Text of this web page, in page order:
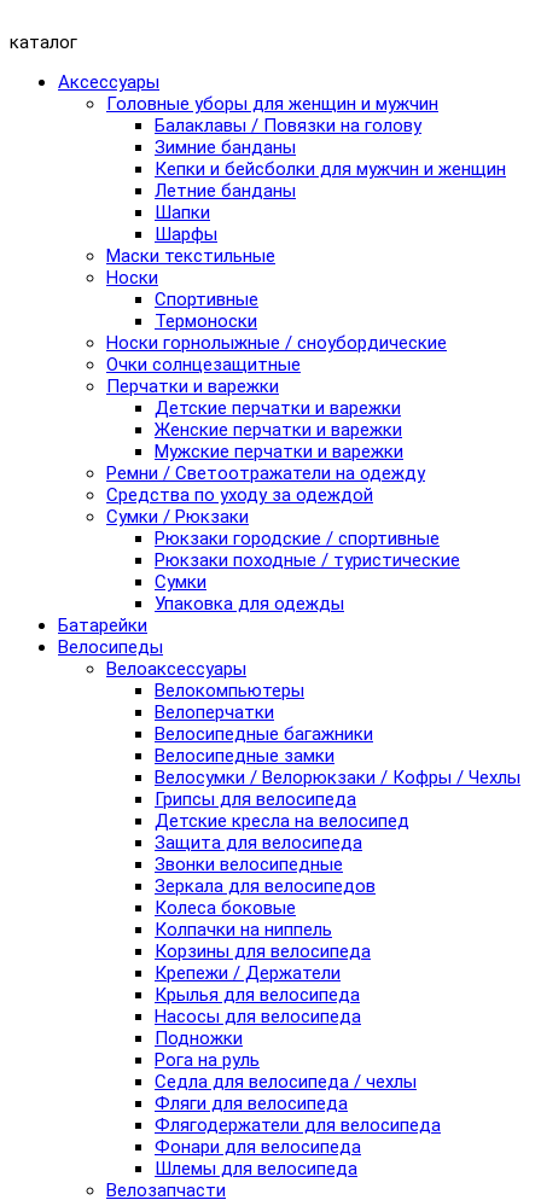
каталог
Аксессуары
Головные уборы для женщин и мужчин
Балаклавы / Повязки на голову
Зимние банданы
Кепки и бейсболки для мужчин и женщин
Летние банданы
Шапки
Шарфы
Маски текстильные
Носки
Спортивные
Термоноски
Носки горнолыжные / сноубордические
Очки солнцезащитные
Перчатки и варежки
Детские перчатки и варежки
Женские перчатки и варежки
Мужские перчатки и варежки
Ремни / Светоотражатели на одежду
Средства по уходу за одеждой
Сумки / Рюкзаки
Рюкзаки городские / спортивные
Рюкзаки походные / туристические
Сумки
Упаковка для одежды
Батарейки
Велосипеды
Велоаксессуары
Велокомпьютеры
Велоперчатки
Велосипедные багажники
Велосипедные замки
Велосумки / Велорюкзаки / Кофры / Чехлы
Грипсы для велосипеда
Детские кресла на велосипед
Защита для велосипеда
Звонки велосипедные
Зеркала для велосипедов
Колеса боковые
Колпачки на ниппель
Корзины для велосипеда
Крепежи / Держатели
Крылья для велосипеда
Насосы для велосипеда
Подножки
Рога на руль
Седла для велосипеда / чехлы
Фляги для велосипеда
Флягодержатели для велосипеда
Фонари для велосипеда
Шлемы для велосипеда
Велозапчасти